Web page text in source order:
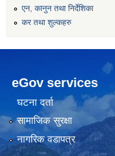
एन, कानुन तथा निर्देशिका
कर तथा शुल्कहरु
eGov services
घटना दर्ता
सामाजिक सुरक्षा
नागरिक वडापत्र